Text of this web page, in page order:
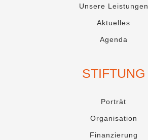
Unsere Leistungen
Aktuelles
Agenda
STIFTUNG
Porträt
Organisation
Finanzierung